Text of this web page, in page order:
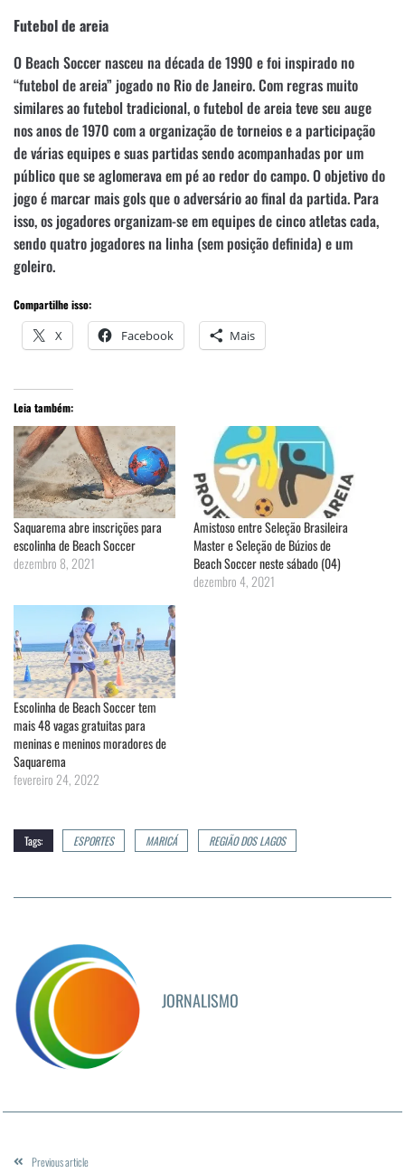
Futebol de areia
O Beach Soccer nasceu na década de 1990 e foi inspirado no
“futebol de areia” jogado no Rio de Janeiro. Com regras muito
similares ao futebol tradicional, o futebol de areia teve seu auge
nos anos de 1970 com a organização de torneios e a participação
de várias equipes e suas partidas sendo acompanhadas por um
público que se aglomerava em pé ao redor do campo. O objetivo do
jogo é marcar mais gols que o adversário ao final da partida. Para
isso, os jogadores organizam-se em equipes de cinco atletas cada,
sendo quatro jogadores na linha (sem posição definida) e um
goleiro.
Compartilhe isso:
X Facebook Mais
Leia também:
Saquarema abre inscrições para
escolinha de Beach Soccer
dezembro 8, 2021
Amistoso entre Seleção Brasileira
Master e Seleção de Búzios de
Beach Soccer neste sábado (04)
dezembro 4, 2021
Escolinha de Beach Soccer tem
mais 48 vagas gratuitas para
meninas e meninos moradores de
Saquarema
fevereiro 24, 2022
Tags: ESPORTES MARICÁ REGIÃO DOS LAGOS
JORNALISMO
Previous article